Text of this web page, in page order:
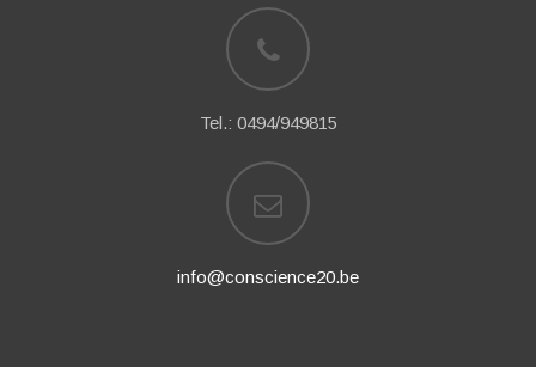
Tel.: 0494/949815
info@conscience20.be